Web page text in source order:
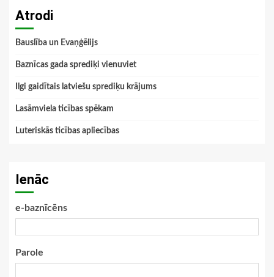
Atrodi
Bauslība un Evaņģēlijs
Baznīcas gada sprediķi vienuviet
Ilgi gaidītais latviešu sprediķu krājums
Lasāmviela ticības spēkam
Luteriskās ticības apliecības
Ienāc
e-baznīcēns
Parole